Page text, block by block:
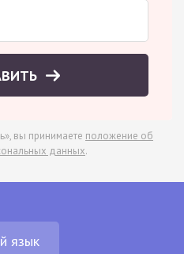
вы принимаете положение об
данных.
язык